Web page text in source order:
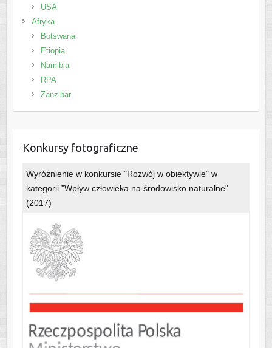
USA
Afryka
Botswana
Etiopia
Namibia
RPA
Zanzibar
Konkursy fotograficzne
Wyróżnienie w konkursie "Rozwój w obiektywie" w
kategorii "Wpływ człowieka na środowisko naturalne"
(2017)